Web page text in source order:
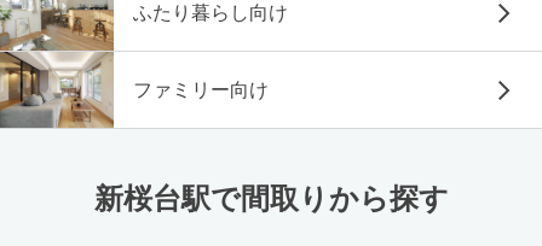
ふたり暮らし向け
ファミリー向け
新桜台駅で間取りから探す